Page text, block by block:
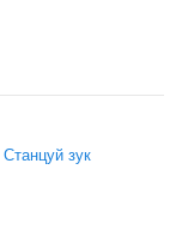
Станцуй зук